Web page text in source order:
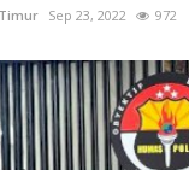
Sep 23, 2022 972